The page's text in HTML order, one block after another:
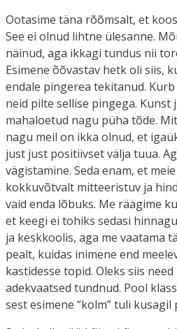
Ootasime täna rõõmsalt, et
See ei olnud lihtne ülesanne.
näinud, aga ikkagi tundus nii
Esimene õõvastav hetk oli siis,
endale pingerea tekitanud.
neid pilte sellise pingega. Kunst
mahaloetud nagu püha tõde.
nagu meil on ikka olnud, et
just just positiivset välja tuua.
vägistamine. Seda enam, et
kokkuvõtvalt mitteeristuv ja
vaid enda lõbuks. Me räägime
et keegi ei tohiks sedasi
ja keskkoolis, aga me vaatama
pealt, kuidas inimene end
kastidesse topid. Oleks siis
adekvaatsed tundnud. Pool
sest esimene “kolm” tuli kusagil